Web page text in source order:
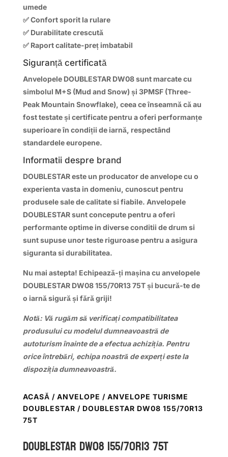
umede
✅ Confort sporit la rulare
✅ Durabilitate crescută
✅ Raport calitate-preț imbatabil
Siguranță certificată
Anvelopele DOUBLESTAR DW08sunt marcate cu
simbolul M+S (Mud and Snow) și 3PMSF (Three-
Peak Mountain Snowflake), ceea ce înseamnă că au
fost testate și certificate pentru a oferi performanțe
superioare în condiții de iarnă, respectând
standardele europene.
Informatii despre brand
DOUBLESTAReste un producator de anvelope cu o
experienta vasta in domeniu, cunoscut pentru
produsele sale de calitate si fiabile. Anvelopele
DOUBLESTARsunt concepute pentru a oferi
performante optime in diverse conditii de drum si
sunt supuse unor teste riguroase pentru a asigura
siguranta si durabilitatea.
Nu mai astepta! Echipează-ți mașina cu anvelopele
DOUBLESTAR DW08 155/70R13 75Tși bucură-te de
o iarnă sigură și fără griji!
Notă: Vă rugăm să verificați compatibilitatea
produsului cu modelul dumneavoastră de
autoturism înainte de a efectua achiziția. Pentru
orice întrebări, echipa noastră de experți este la
dispoziția dumneavoastră.
ACASĂ / ANVELOPE / ANVELOPE TURISME
DOUBLESTAR / DOUBLESTAR DW08 155/70R13
75T
DOUBLESTAR DW08 155/70R13 75T